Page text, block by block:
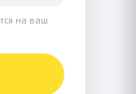
на ваш